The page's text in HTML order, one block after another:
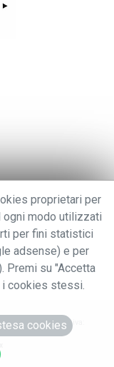
RISERVATI. - P.iva:
proprietari per
ogni modo utilizzati
per fini statistici
adsense) e per
Premi su "Accetta
cookies stessi.
cookies